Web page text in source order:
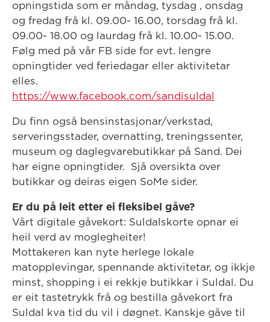
opningstida som er måndag, tysdag , onsdag
og fredag frå kl. 09.00- 16.00, torsdag frå kl.
09.00- 18.00 og laurdag frå kl. 10.00- 15.00.
Følg med på vår FB side for evt. lengre
opningtider ved feriedagar eller aktivitetar
elles.
https://www.facebook.com/sandisuldal
Du finn også bensinstasjonar/verkstad,
serveringsstader, overnatting, treningssenter,
museum og daglegvarebutikkar på Sand. Dei
har eigne opningtider. Sjå oversikta over
butikkar og deiras eigen SoMe sider.
Er du på leit etter ei fleksibel gåve?
Vårt digitale gåvekort: Suldalskorte opnar ei
heil verd av moglegheiter!
Mottakeren kan nyte herlege lokale
matopplevingar, spennande aktivitetar, og ikkje
minst, shopping i ei rekkje butikkar i Suldal. Du
er eit tastetrykk frå og bestilla gåvekort fra
Suldal kva tid du vil i døgnet. Kanskje gåve til